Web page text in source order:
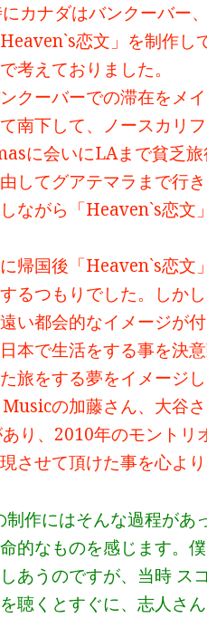
カナダはバンクーバー
恋文」を制作し
考えておりました。
クーバーでの滞在をメ
南下して、ノースカリ
に会いにLAまで貧乏旅
してグアテマラまで行
ながら「Heaven`s恋文
帰国後「Heaven`s恋文
るつもりでした。しか
い都会的なイメージが
本で生活をする事を決
旅をする夢をイメージし
の加藤さん、大谷さ
り、2010年のモントリ
させて頂けた事を心より
制作にはそんな過程があ
的なものを感じます。
あうのですが、当時 ス
聴くとすぐに、志人さ